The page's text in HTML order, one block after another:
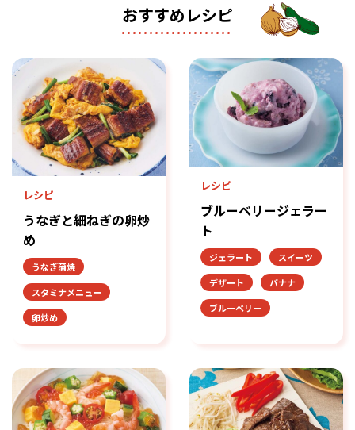
おすすめレシピ
レシピ
うなぎと細ねぎの卵炒
め
うなぎ蒲焼
スタミナメニュー
卵炒め
レシピ
ブルーベリージェラー
ト
ジェラート
スイーツ
デザート
バナナ
ブルーベリー